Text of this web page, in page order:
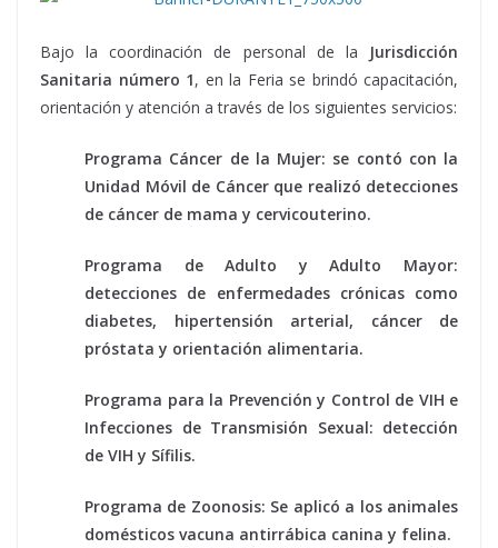
Bajo la coordinación de personal de la
Jurisdicción
Sanitaria número 1, en la Feria se brindó capacitación,
orientación y atención a través de los siguientes servicios:
Programa Cáncer de la Mujer: se contó con la
Unidad Móvil de Cáncer que realizó detecciones
de cáncer de mama y cervicouterino.
Programa de Adulto y Adulto Mayor:
detecciones de enfermedades crónicas como
diabetes, hipertensión arterial, cáncer de
próstata y orientación alimentaria.
Programa para la Prevención y Control de VIH e
Infecciones de Transmisión Sexual: detección
de VIH y Sífilis.
Programa de Zoonosis: Se aplicó a los animales
domésticos vacuna antirrábica canina y felina.